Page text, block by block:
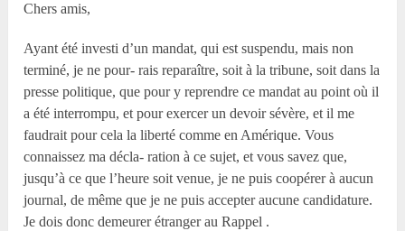
Chers amis,
Ayant été investi d’un mandat, qui est suspendu, mais non
terminé, je ne pour- rais reparaître, soit à la tribune, soit dans la
presse politique, que pour y reprendre ce mandat au point où il
a été interrompu, et pour exercer un devoir sévère, et il me
faudrait pour cela la liberté comme en Amérique. Vous
connaissez ma décla- ration à ce sujet, et vous savez que,
jusqu’à ce que l’heure soit venue, je ne puis coopérer à aucun
journal, de même que je ne puis accepter aucune candidature.
Je dois donc demeurer étranger au Rappel .